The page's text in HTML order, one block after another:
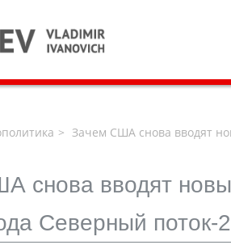
Зачем США снова вводят
снова вводят
Северный поток-2